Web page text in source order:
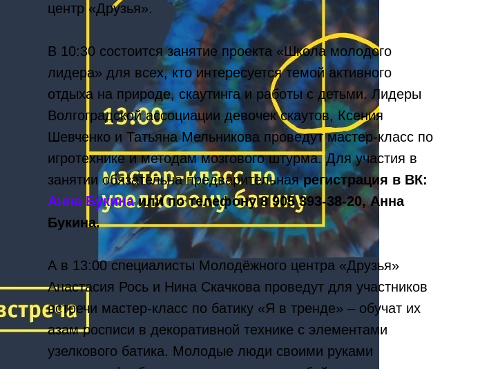
центр «Друзья».
В 10:30 состоится занятие проекта «Школа молодого
лидера» для всех, кто интересуется темой активного
отдыха на природе, скаутинга и работы с детьми. Лидеры
Волгоградской ассоциации девочек скаутов, Ксения
Шевченко и Татьяна Мельникова проведут мастер-класс по
игротехнике и методам мозгового штурма. Для участия в
занятии обязательна предварительнаярегистрация в ВК:
Анна Букинаили по телефону 8 905 393-38-20, Анна
Букина.
А в 13:00 специалисты Молодёжного центра «Друзья»
Анастасия Рось и Нина Скачкова проведут для участников
встречи мастер-класс по батику «Я в тренде» – обучат их
азам росписи в декоративной технике с элементами
узелкового батика. Молодые люди своими руками